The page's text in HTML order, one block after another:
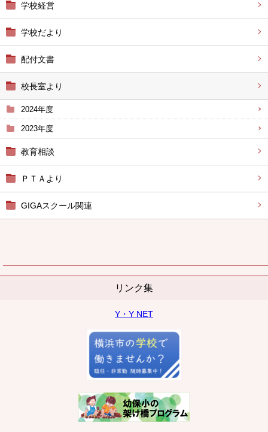
学校経営
学校だより
配付文書
校長室より
2024年度
2023年度
教育相談
ＰＴＡより
GIGAスクール関連
リンク集
Y・Y NET